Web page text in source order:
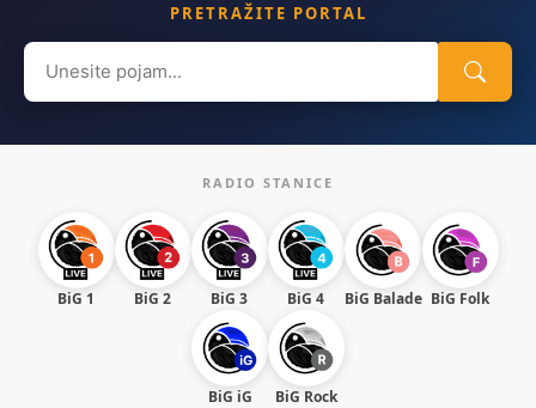
PRETRAŽITE PORTAL
Search
for:
RADIO STANICE
BiG 1 BiG 2 BiG 3 BiG 4 BiG Balade BiG Folk
BiG iG BiG Rock